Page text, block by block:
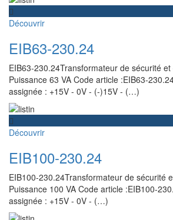
Découvrir
EIB63-230.24
EIB63-230.24Transformateur de sécurité et
Puissance 63 VA Code article :EIB63-
assignée : +15V - 0V - (-)15V - (…)
Découvrir
EIB100-230.24
EIB100-230.24Transformateur de sécurité
Puissance 100 VA Code article :EIB100-
assignée : +15V - 0V - (…)